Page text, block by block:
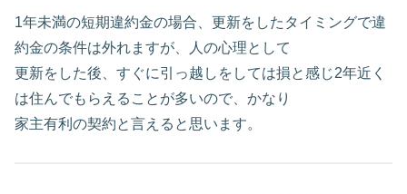
1年未満の短期違約金の場合、更新をしたタイミングで違
約金の条件は外れますが、人の心理として
更新をした後、すぐに引っ越しをしては損と感じ2年近く
は住んでもらえることが多いので、かなり
家主有利の契約と言えると思います。